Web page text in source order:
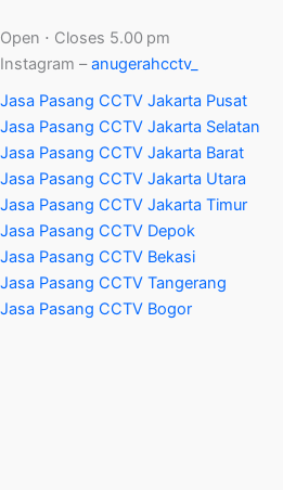
Open ⋅ Closes 5.00 pm
Instagram –anugerahcctv_
Jasa Pasang CCTV Jakarta Pusat
Jasa Pasang CCTV Jakarta Selatan
Jasa Pasang CCTV Jakarta Barat
Jasa Pasang CCTV Jakarta Utara
Jasa Pasang CCTV Jakarta Timur
Jasa Pasang CCTV Depok
Jasa Pasang CCTV Bekasi
Jasa Pasang CCTV Tangerang
Jasa Pasang CCTV Bogor